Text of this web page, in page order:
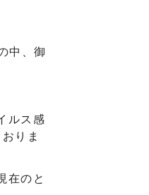
中、御
ルス感
りま
在のと